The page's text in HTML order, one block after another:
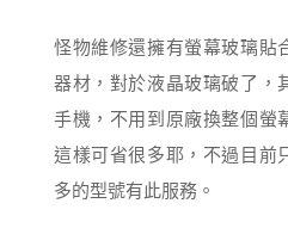
怪物維修還擁有螢幕玻璃貼
器材，對於液晶玻璃破了，
手機，不用到原廠換整個螢
這樣可省很多耶，不過目前
多的型號有此服務。